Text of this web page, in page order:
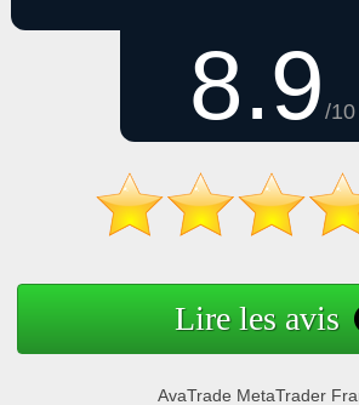
8.9 /10
Lire les avis
AvaTrade MetaTrader